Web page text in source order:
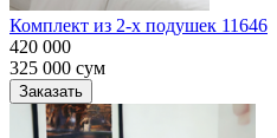
Комплект из 2-х подушек 11646
420 000
325 000 сум
Заказать